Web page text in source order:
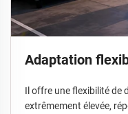
Adaptation
Il offre une flexibilité de
extrêmement élevée,